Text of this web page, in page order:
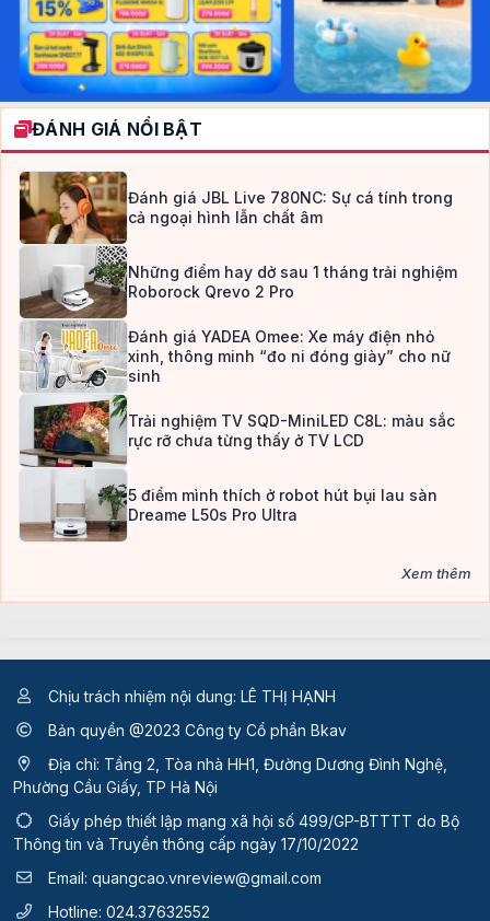
ĐÁNH GIÁ NỔI BẬT
Đánh giá JBL Live 780NC: Sự cá tính trong
cả ngoại hình lẫn chất âm
Những điểm hay dở sau 1 tháng trải nghiệm
Roborock Qrevo 2 Pro
Đánh giá YADEA Omee: Xe máy điện nhỏ
xinh, thông minh “đo ni đóng giày” cho nữ
sinh
Trải nghiệm TV SQD-MiniLED C8L: màu sắc
rực rỡ chưa từng thấy ở TV LCD
5 điểm mình thích ở robot hút bụi lau sàn
Dreame L50s Pro Ultra
Xem thêm
Chịu trách nhiệm nội dung: LÊ THỊ HẠNH
Bản quyền @2023 Công ty Cổ phần Bkav
Địa chỉ: Tầng 2, Tòa nhà HH1, Đường Dương Đình Nghệ,
Phường Cầu Giấy, TP Hà Nội
Giấy phép thiết lập mạng xã hội số 499/GP-BTTTT do Bộ
Thông tin và Truyền thông cấp ngày 17/10/2022
Email: quangcao.vnreview@gmail.com
Hotline: 024.37632552